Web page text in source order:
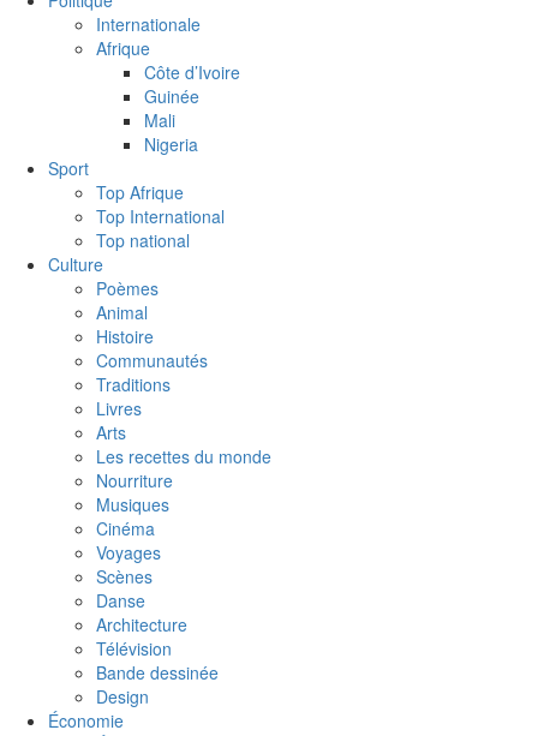
Internationale
Afrique
Côte d’Ivoire
Guinée
Mali
Nigeria
Sport
Top Afrique
Top International
Top national
Culture
Poèmes
Animal
Histoire
Communautés
Traditions
Livres
Arts
Les recettes du monde
Nourriture
Musiques
Cinéma
Voyages
Scènes
Danse
Architecture
Télévision
Bande dessinée
Design
Économie